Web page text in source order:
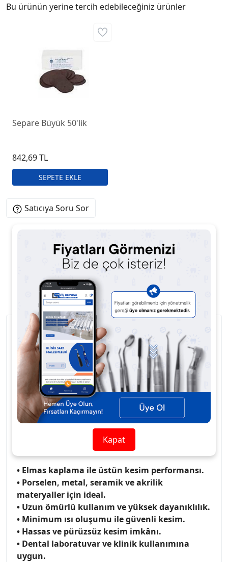
Bu ürünün yerine tercih edebileceğiniz ürünler
Separe Büyük 50'lik
842,69 TL
Satıcıya Soru Sor
Ürün Açıklaması Ürün Yorumları
Ürün Açıklaması:
Sonsuz Elmas Separe,dental laboratuvar ve
kliniklerde porselen, metal, akrilik ve seramik
materyallerin hassas kesim işlemleri
için
tasarlanmış yüksek kaliteli elmas kaplı kesim
diskidir.
Elmas kaplama yüzeyi sayesinde uzun ömürlü
kullanım sunar, kesim sırasında minimum ısı
oluşumu ve yüksek hassasiyet sağlar. İnce yapısı
ile kontrollü ve pürüzsüz kesim imkânı verir.
• Elmas kaplama ile üstün kesim performansı.
• Porselen, metal, seramik ve akrilik
materyaller için ideal.
• Uzun ömürlü kullanım ve yüksek dayanıklılık.
• Minimum ısı oluşumu ile güvenli kesim.
• Hassas ve pürüzsüz kesim imkânı.
• Dental laboratuvar ve klinik kullanımına
uygun.
Kapat